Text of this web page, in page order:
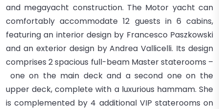
and megayacht construction. The Motor yacht can
comfortablyaccommodate 12 guests in 6 cabins,
featuring an interior design by Francesco Paszkowski
and an exterior design by Andrea Vallicelli. Its design
comprises 2 spacious full-beam Master staterooms –
one on the main deck and a second one on the
upper deck,complete with a luxurious hammam. She
is complemented by 4 additional VIP staterooms on